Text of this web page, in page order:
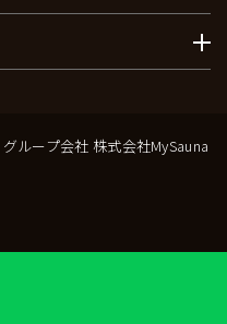
グループ会社 株式会社MySauna